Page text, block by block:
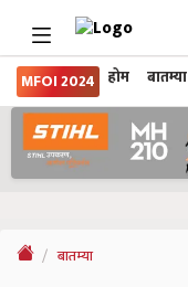
MFOI 2024 होम बातम्या
बातम्या